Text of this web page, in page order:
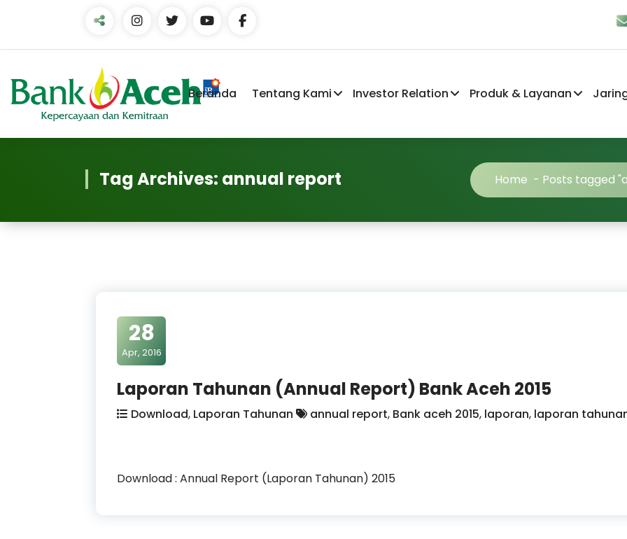
Beranda Tentang Kami Investor Relation Produk & Layanan
Tag Archives: annual report Home - Posts tagged
28
Apr, 2016
Laporan Tahunan (Annual Report) Bank Aceh 2015
Download, Laporan Tahunan annual report, Bank aceh 2015, laporan, laporan
Download : Annual Report (Laporan Tahunan) 2015